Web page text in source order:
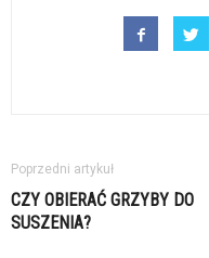
Poprzedni artykuł
CZY OBIERAĆ GRZYBY DO
SUSZENIA?